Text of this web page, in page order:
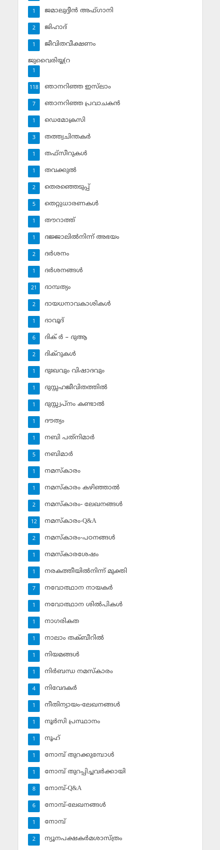
ജമാലുദ്ദീന്‍ അഫ്ഗാനി
1
ജിഹാദ്‌
2
ജീവിതവീക്ഷണം
1
ജുവൈരിയ്യ(റ
1
ഞാനറിഞ്ഞ ഇസ്‌ലാം
118
ഞാനറിഞ്ഞ പ്രവാചകന്‍
7
ഡെമോക്രസി
1
തത്ത്വചിന്തകര്‍
3
തഫ്‌സീറുകള്‍
1
തവക്കുല്‍
1
തെരഞ്ഞെടുപ്പ്
2
തെറ്റുധാരണകള്‍
5
തൗറാത്ത്
1
ദജ്ജാലില്‍നിന്ന് അഭയം
1
ദര്‍ശനം
2
ദര്‍ശനങ്ങള്‍
1
ദാമ്പത്യം
21
ദായധനാവകാശികള്‍
2
ദാവൂദ്‌
1
ദിക് ര്‍ – ദുആ
6
ദിക്‌റുകള്‍
2
ദുഃഖവും വിഷാദവും
1
ദുസ്സഹജീവിതത്തില്‍
1
ദുസ്സ്വപ്‌നം കണ്ടാല്‍
1
ദൗത്യം
1
നബി പത്‌നിമാര്‍
1
നബിമാര്‍
5
നമസ്‌കാരം
1
നമസ്‌കാരം കഴിഞ്ഞാല്‍
1
നമസ്‌കാരം- ലേഖനങ്ങള്‍
2
നമസ്‌കാരം-Q&A
12
നമസ്‌കാരം-പഠനങ്ങള്‍
2
നമസ്‌കാരശേഷം
1
നരകത്തീയില്‍നിന്ന് മുക്തി
1
നവോത്ഥാന നായകര്‍
7
നവോത്ഥാന ശില്‍പികള്‍
1
നാഗരികത
1
നാലാം തക്ബീറില്‍
1
നിയമങ്ങള്‍
1
നിര്‍ബന്ധ നമസ്‌കാരം
1
നിവേദകര്‍
4
നീതിന്യായം-ലേഖനങ്ങള്‍
1
നൂര്‍സി പ്രസ്ഥാനം
1
നൂഹ്‌
1
നോമ്പ് തുറക്കുമ്പോള്‍
1
നോമ്പ് തുറപ്പിച്ചവര്‍ക്കായി
1
നോമ്പ്-Q&A
8
നോമ്പ്-ലേഖനങ്ങള്‍
6
നോമ്പ്‌
1
ന്യൂനപക്ഷകര്‍മശാസ്ത്രം
2